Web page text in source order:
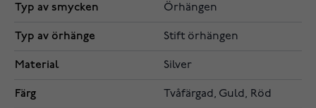
Typ av smycken Örhängen
Typ av örhänge Stift örhängen
Material Silver
Färg Tvåfärgad, Guld, Röd